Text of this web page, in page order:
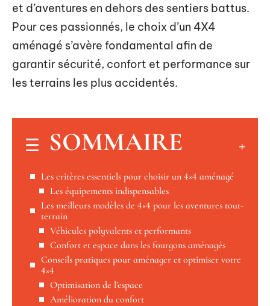
et d’aventures en dehors des sentiers battus.
Pour ces passionnés, le choix d’un 4X4
aménagé s’avère fondamental afin de
garantir sécurité, confort et performance sur
les terrains les plus accidentés.
SOMMAIRE
Les critères essentiels pour choisir un 4×4 aménagé
Les équipements indispensables
Les meilleurs modèles de 4×4 pour les aventures tout-
terrain
Véhicules polyvalents et performants
Confort et espace dans les fourgons aménagés
Conseils pratiques pour aménager et optimiser votre
4×4
Optimisation de l’espace
Amélioration du confort